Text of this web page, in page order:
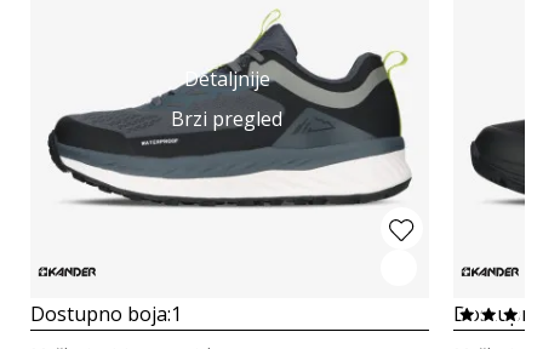
Detaljnije
Brzi pregled
Dostupno boja:1